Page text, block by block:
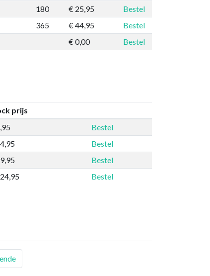
180
€ 25,95
Bestel
365
€ 44,95
Bestel
€ 0,00 Bestel
prijs
Bestel
Bestel
Bestel
Bestel